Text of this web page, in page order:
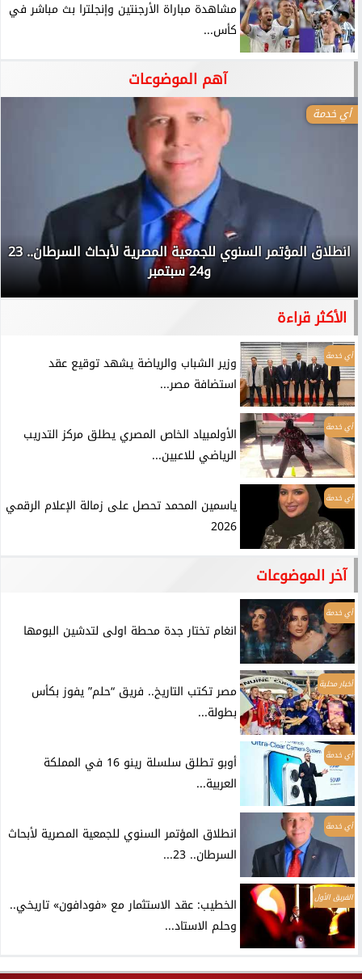
مشاهدة مباراة الأرجنتين وإنجلترا بث مباشر في
كأس...
آهم الموضوعات
أي خدمة
انطلاق المؤتمر السنوي للجمعية المصرية لأبحاث السرطان.. 23
و24 سبتمبر
الأكثر قراءة
أي خدمة
وزير الشباب والرياضة يشهد توقيع عقد
استضافة مصر...
أي خدمة
الأولمبياد الخاص المصري يطلق مركز التدريب
الرياضي للاعبين...
أي خدمة
ياسمين المحمد تحصل على زمالة الإعلام الرقمي
2026
آخر الموضوعات
أي خدمة
انغام تختار جدة محطة اولى لتدشين البومها
أخبار محلية
مصر تكتب التاريخ.. فريق “حلم” يفوز بكأس
بطولة...
أي خدمة
أوبو تطلق سلسلة رينو 16 في المملكة
العربية...
أي خدمة
انطلاق المؤتمر السنوي للجمعية المصرية لأبحاث
السرطان.. 23...
الفريق الأول
الخطيب: عقد الاستثمار مع «فودافون» تاريخي..
وحلم الاستاد...